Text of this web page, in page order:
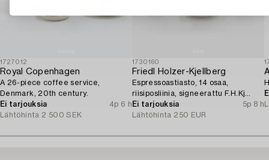
1727012
Royal Copenhagen
A 26-piece coffee service,
Denmark, 20th century.
Ei tarjouksia
4p 6 h
Lähtöhinta 2 500 SEK
1730160
Friedl Holzer-Kjellberg
Espressoastiasto, 14 osaa,
riisiposliinia, signeerattu F.H.Kj
Arabia Finland.
Ei tarjouksia
5p 8 h
Lähtöhinta 250 EUR